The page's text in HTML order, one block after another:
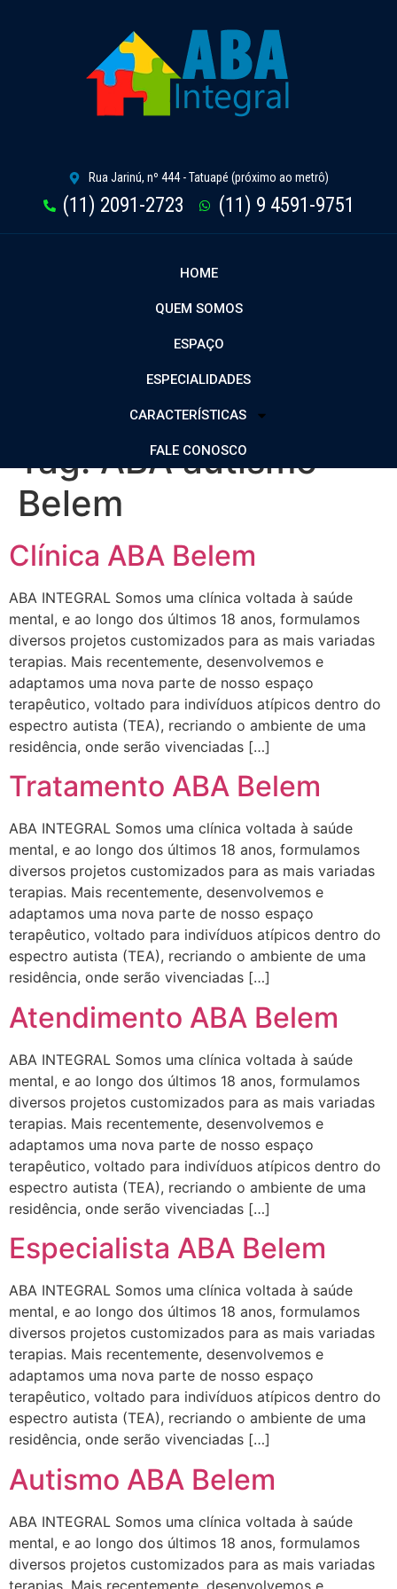
Rua Jarinú, nº 444 - Tatuapé (próximo ao metrô)
(11) 2091-2723 (11) 9 4591-9751
HOME
QUEM SOMOS
ESPAÇO
ESPECIALIDADES
CARACTERÍSTICAS
FALE CONOSCO
Tag:ABA autismo
Belem
Clínica ABA Belem
ABA INTEGRAL Somos uma clínica voltada à saúde
mental, e ao longo dos últimos 18 anos, formulamos
diversos projetos customizados para as mais variadas
terapias. Mais recentemente, desenvolvemos e
adaptamos uma nova parte de nosso espaço
terapêutico, voltado para indivíduos atípicos dentro do
espectro autista (TEA), recriando o ambiente de uma
residência, onde serão vivenciadas […]
Tratamento ABA Belem
ABA INTEGRAL Somos uma clínica voltada à saúde
mental, e ao longo dos últimos 18 anos, formulamos
diversos projetos customizados para as mais variadas
terapias. Mais recentemente, desenvolvemos e
adaptamos uma nova parte de nosso espaço
terapêutico, voltado para indivíduos atípicos dentro do
espectro autista (TEA), recriando o ambiente de uma
residência, onde serão vivenciadas […]
Atendimento ABA Belem
ABA INTEGRAL Somos uma clínica voltada à saúde
mental, e ao longo dos últimos 18 anos, formulamos
diversos projetos customizados para as mais variadas
terapias. Mais recentemente, desenvolvemos e
adaptamos uma nova parte de nosso espaço
terapêutico, voltado para indivíduos atípicos dentro do
espectro autista (TEA), recriando o ambiente de uma
residência, onde serão vivenciadas […]
Especialista ABA Belem
ABA INTEGRAL Somos uma clínica voltada à saúde
mental, e ao longo dos últimos 18 anos, formulamos
diversos projetos customizados para as mais variadas
terapias. Mais recentemente, desenvolvemos e
adaptamos uma nova parte de nosso espaço
terapêutico, voltado para indivíduos atípicos dentro do
espectro autista (TEA), recriando o ambiente de uma
residência, onde serão vivenciadas […]
Autismo ABA Belem
ABA INTEGRAL Somos uma clínica voltada à saúde
mental, e ao longo dos últimos 18 anos, formulamos
diversos projetos customizados para as mais variadas
terapias. Mais recentemente, desenvolvemos e